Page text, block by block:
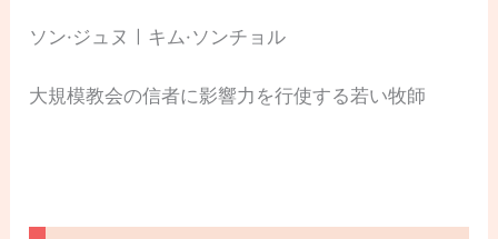
ソン·ジュヌㅣキム·ソンチョル
大規模教会の信者に影響力を行使する若い牧師